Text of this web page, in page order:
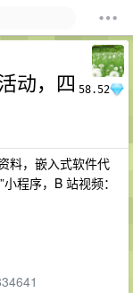
58.52
动，四
料，嵌入式软件代
程序，B 站视频：